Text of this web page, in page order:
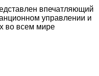
впечатляющий
управлении и
во всем мире